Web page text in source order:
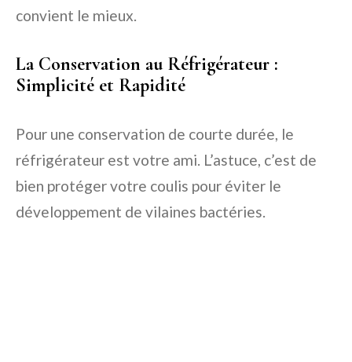
convient le mieux.
La Conservation au Réfrigérateur :
Simplicité et Rapidité
Pour une conservation de courte durée, le
réfrigérateur est votre ami. L’astuce, c’est de
bien protéger votre coulis pour éviter le
développement de vilaines bactéries.